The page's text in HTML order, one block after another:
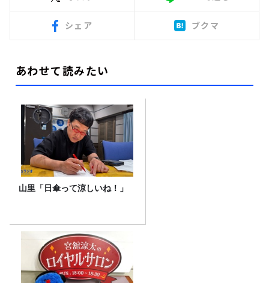
シェア ブクマ
あわせて読みたい
山里「日傘って涼しいね！」